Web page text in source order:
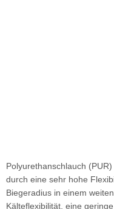
Polyurethanschlauch
durch eine sehr hohe
Biegeradius in einem
Kälteflexibilität, eine